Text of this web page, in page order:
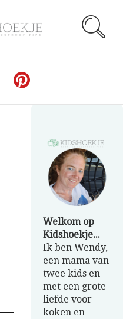
Welkom op
Kidshoekje...
Ik ben Wendy,
een mama van
twee kids en
met een grote
liefde voor
koken en